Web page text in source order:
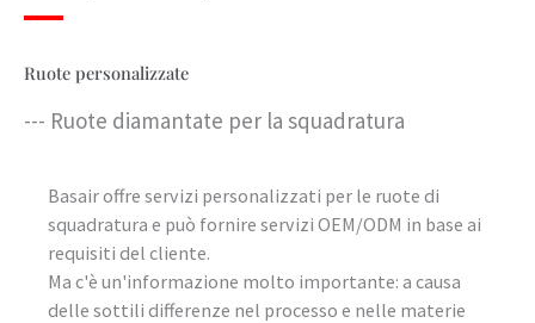
Ruote personalizzate
--- Ruote diamantate per la squadratura
Basair offre servizi personalizzati per le ruote di
squadratura e può fornire servizi OEM/ODM in base ai
requisiti del cliente.
Ma c'è un'informazione molto importante: a causa
delle sottili differenze nel processo e nelle materie